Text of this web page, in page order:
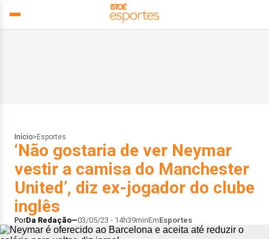
Início> Esportes
‘Não gostaria de ver Neymar
vestir a camisa do Manchester
United’, diz ex-jogador do clube
inglês
PorDa Redação 03/05/23 - 14h39minEmEsportes